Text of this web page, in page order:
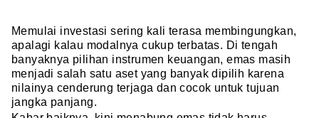
Memulai investasi sering kali terasa membingungkan,
apalagi kalau modalnya cukup terbatas. Di tengah
banyaknya pilihan instrumen keuangan, emas masih
menjadi salah satu aset yang banyak dipilih karena
nilainya cenderung terjaga dan cocok untuk tujuan
jangka panjang.